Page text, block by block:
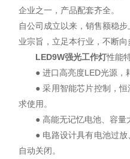
企业之一，产品配套齐全。
自公司成立以来，销售额稳
业宗旨，立足本行业，不断向
LED9W强光工作灯性能
● 进口高亮度LED光源，
● 采用智能芯片控制，
求使用。
● 高能无记忆电池、容量
● 电路设计具有电池过
自动关闭。